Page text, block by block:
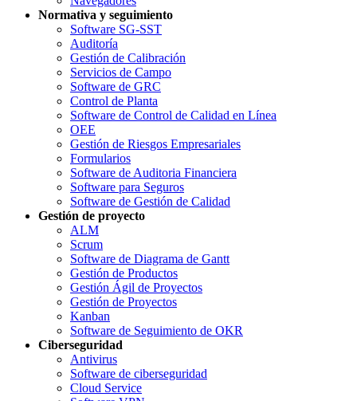
Normativa y seguimiento
Software SG-SST
Auditoría
Gestión de Calibración
Servicios de Campo
Software de GRC
Control de Planta
Software de Control de Calidad en Línea
OEE
Gestión de Riesgos Empresariales
Formularios
Software de Auditoria Financiera
Software para Seguros
Software de Gestión de Calidad
Gestión de proyecto
ALM
Scrum
Software de Diagrama de Gantt
Gestión de Productos
Gestión Ágil de Proyectos
Gestión de Proyectos
Kanban
Software de Seguimiento de OKR
Ciberseguridad
Antivirus
Software de ciberseguridad
Cloud Service